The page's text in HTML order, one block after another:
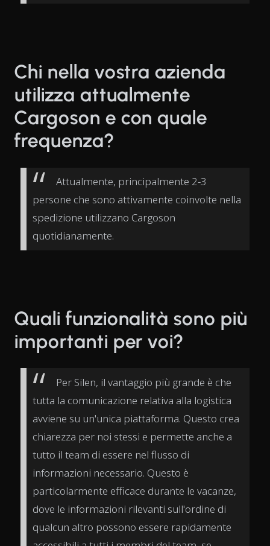
Chi nella vostra azienda
utilizza attualmente
Cargoson e con quale
frequenza?
Attualmente, principalmente 2-3
persone che sono attivamente coinvolte nella
spedizione utilizzano Cargoson
quotidianamente.
Quali funzionalità sono più
importanti per voi?
Per Silen, il vantaggio più grande è che
tutta la comunicazione relativa alla logistica
avviene su un'unica piattaforma. Questo crea
chiarezza per noi stessi e permette anche a
tutto il team di essere nel flusso di
informazioni necessario. Questo è
particolarmente efficace durante le vacanze,
dove le informazioni rilevanti sull'ordine di
qualcun altro possono essere rapidamente